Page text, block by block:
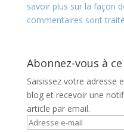
savoir plus sur la façon
commentaires sont
Abonnez-vous à
Saisissez votre adresse
blog et recevoir une
article par email.
Adresse